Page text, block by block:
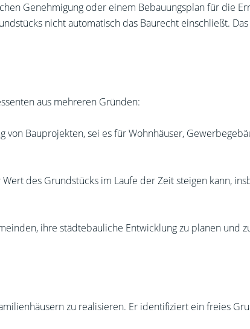
Genehmigung oder einem Bebauungsplan für die
nicht automatisch das Baurecht einschließt.
aus mehreren Gründen:
Bauprojekten, sei es für Wohnhäuser,
des Grundstücks im Laufe der Zeit steigen kann,
ihre städtebauliche Entwicklung zu planen und
zu realisieren. Er identifiziert ein freies